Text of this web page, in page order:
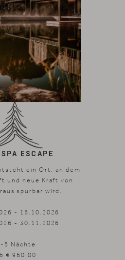
ESCAPE
ein Ort, an dem
und neue Kraft von
spürbar wird.
- 16.10.2026
- 30.11.2026
5 Nächte
€ 960,00